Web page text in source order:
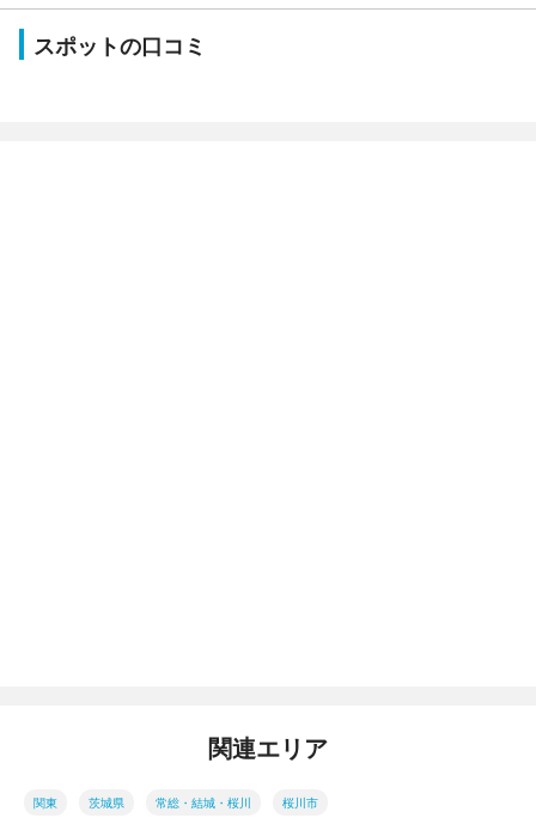
スポットの口コミ
関連エリア
関東 茨城県 常総・結城・桜川 桜川市